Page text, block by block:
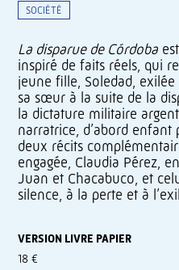
SOCIÉTÉ
La disparue de Córdoba
inspiré de faits réels, qui
jeune fille, Soledad,
sa sœur à la suite de la
la dictature militaire
narratrice, d’abord enfant
deux récits
engagée, Claudia Pérez,
Juan et Chacabuco, et
silence, à la perte et à
VERSION LIVRE PAPIER
18 €